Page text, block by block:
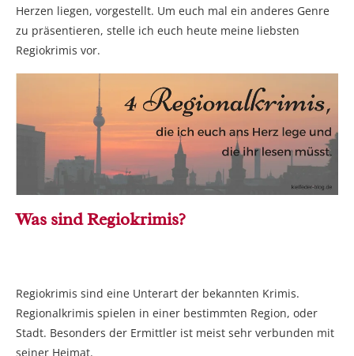
Herzen liegen, vorgestellt. Um euch mal ein anderes Genre
zu präsentieren, stelle ich euch heute meine liebsten
Regiokrimis vor.
Was sind Regiokrimis?
Regiokrimis sind eine Unterart der bekannten Krimis.
Regionalkrimis spielen in einer bestimmten Region, oder
Stadt. Besonders der Ermittler ist meist sehr verbunden mit
seiner Heimat.